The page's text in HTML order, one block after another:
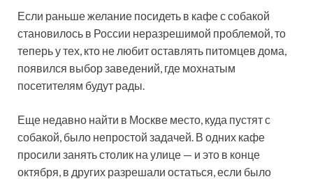
Если раньше желание посидеть в кафе с собакой
становилось в России неразрешимой проблемой, то
теперь у тех, кто не любит оставлять питомцев дома,
появился выборзаведений, где мохнатым
посетителям будут рады.
Еще недавно найти в Москве место, куда пустят с
собакой, было непростой задачей. В одних кафе
просили занять столик на улице — и это в конце
октября, в других разрешали остаться, если было